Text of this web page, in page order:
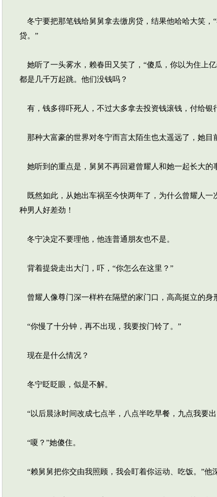
冬宁要把那笔钱给舅舅拿去缴房贷，结果他哈哈大笑，
贷。”
她听了一头雾水，赖春田又笑了，“傻瓜，你以为住上
都是几千万起跳。他们没钱吗？
有，钱多得吓死人，不过大多拿去投资钱滚钱，付给银
那种大富豪的世界对冬宁而言太陌生也太遥远了，她目
她听到的重点是，舅舅不再回避曾耀人和她一起长大的
既然如此，从她出车祸至今快两年了，为什么曾耀人一
种男人好差劲！
冬宁决定不要理他，他连普通朋友也不是。
背着提袋走出大门，吓，“你怎么在这里？”
曾耀人像尊门深一样杵在隔壁的家门口，高高挺立的身
“你慢了十分钟，再不出现，我要按门铃了。”
现在是什么情况？
冬宁眨眨眼，似是不解。
“以后晨泳时间改成七点半，八点半吃早餐，九点我要
“嗄？”她傻住。
“赖舅舅把你交由我照顾，我会盯着你运动、吃饭。”他